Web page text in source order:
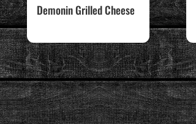
Demonin Grilled Cheese